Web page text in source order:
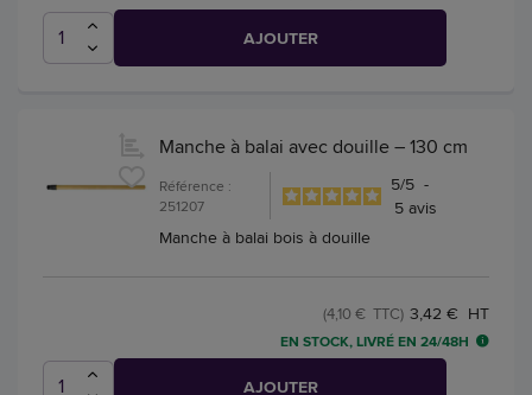
AJOUTER
Manche à balai avec douille – 130 cm
Référence :
251207
5/5 -
5avis
Manche à balai bois à douille
3,42 € HT
(4,10 € TTC)
EN STOCK, LIVRÉ EN 24/48H
AJOUTER